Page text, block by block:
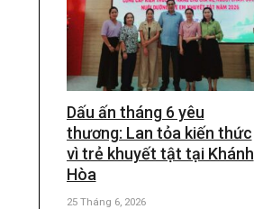
Dấu ấn tháng 6 yêu
thương: Lan tỏa kiến thức
vì trẻ khuyết tật tại Khánh
Hòa
25 Tháng 6, 2026